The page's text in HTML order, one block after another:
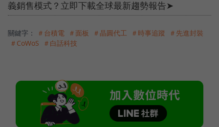
義銷售模式？立即下載全球最新趨勢報告➤
關鍵字： ＃台積電 ＃面板 ＃晶圓代工 ＃時事追蹤
＃先進封裝
＃CoWoS
＃白話科技